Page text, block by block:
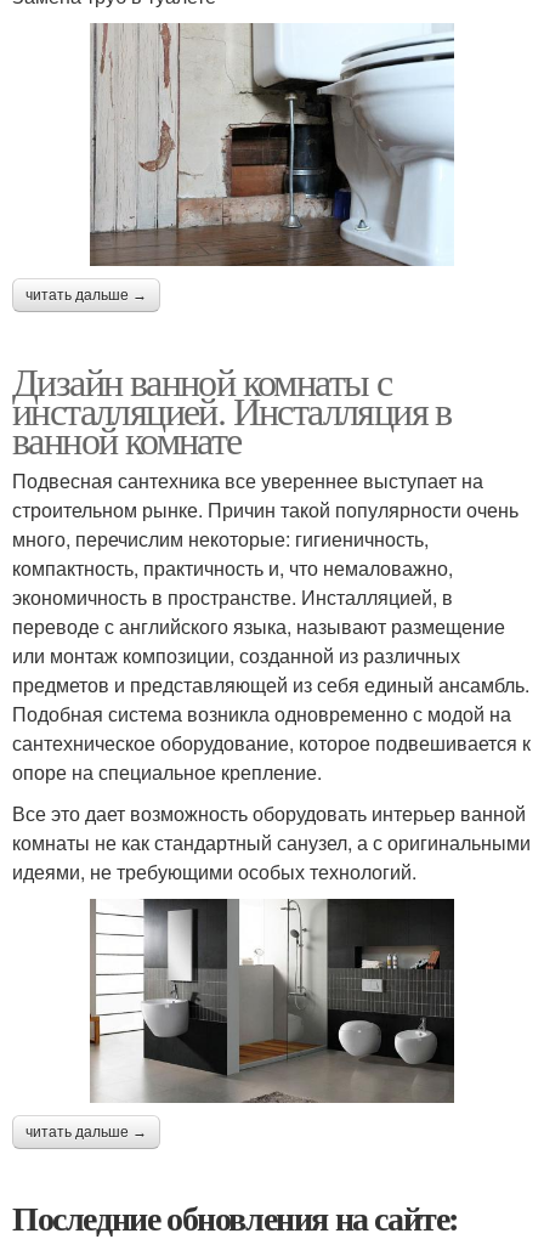
читать дальше →
Дизайн ванной комнаты с
инсталляцией. Инсталляция в
ванной комнате
Подвесная сантехника все увереннее выступает на
строительном рынке. Причин такой популярности очень
много, перечислим некоторые: гигиеничность,
компактность, практичность и, что немаловажно,
экономичность в пространстве. Инсталляцией, в
переводе с английского языка, называют размещение
или монтаж композиции, созданной из различных
предметов и представляющей из себя единый ансамбль.
Подобная система возникла одновременно с модой на
сантехническое оборудование, которое подвешивается к
опоре на специальное крепление.
Все это дает возможность оборудовать интерьер ванной
комнаты не как стандартный санузел, а с оригинальными
идеями, не требующими особых технологий.
читать дальше →
Последние обновления на сайте: